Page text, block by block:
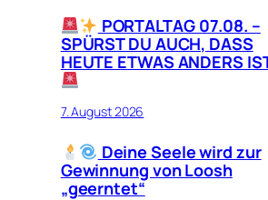
PORTALTAG 07.08. –
SPÜRST DU AUCH, DASS
HEUTE ETWAS ANDERS
7. August 2026
Deine Seele wird zur
Gewinnung von Loosh
„geerntet“